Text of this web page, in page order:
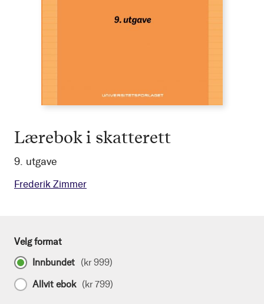
Lærebok i skatterett
9. utgave
Frederik Zimmer
Velg format
Innbundet (kr 999)
Allvit ebok (kr 799)